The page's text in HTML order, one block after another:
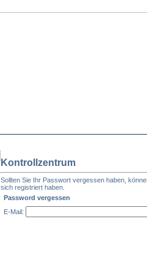
Kontrollzentrum
Sollten Sie Ihr Passwort vergessen haben,
sich registriert haben.
Password vergessen
E-Mail: